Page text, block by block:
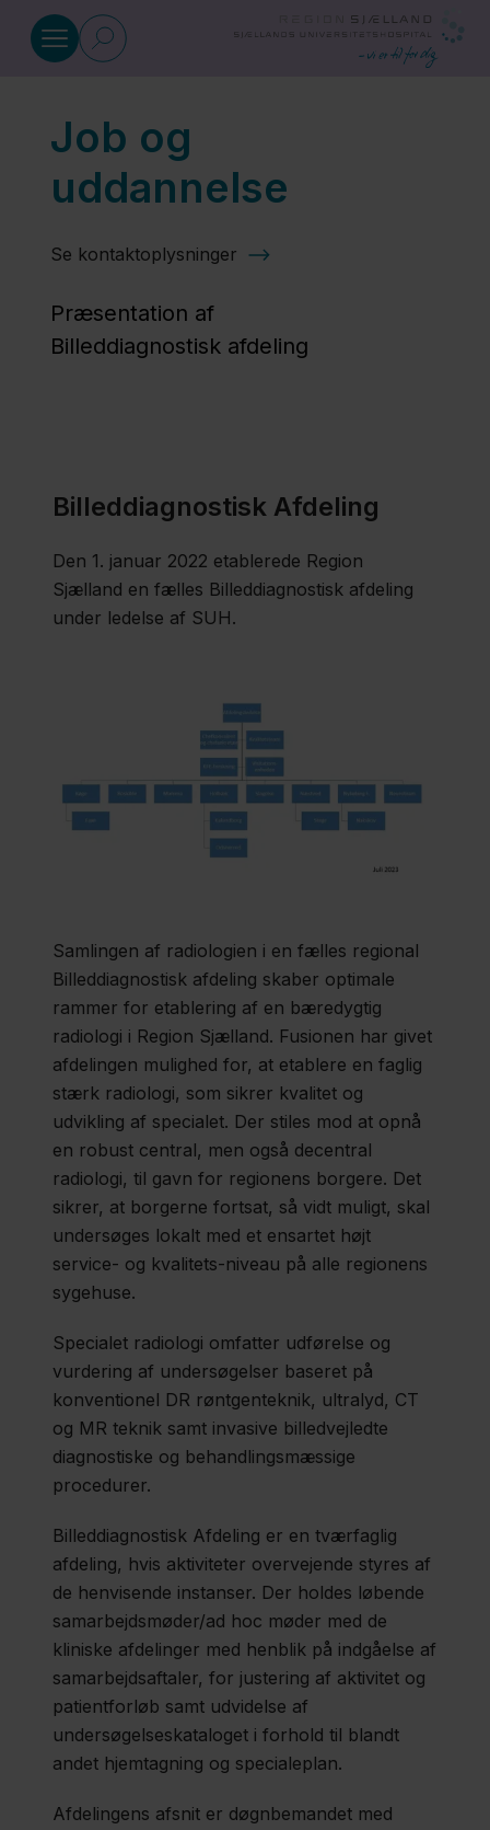
Om afdelingen
Job og
uddannelse
Forskningscenter
for Avanceret
Sjælland
Nyheder
Fagfolk
Job og
uddannelse
Se kontaktoplysninger
Præsentation af
Billeddiagnostisk afdeling
Billeddiagnostisk Afdeling
Den 1. januar 2022 etablerede Region
Sjælland en fælles Billeddiagnostisk afdeling
under ledelse af SUH.
Samlingen af radiologien i en fælles regional
Billeddiagnostisk afdeling skaber optimale
rammer for etablering af en bæredygtig
radiologi i Region Sjælland. Fusionen har givet
afdelingen mulighed for, at etablere en faglig
stærk radiologi, som sikrer kvalitet og
udvikling af specialet. Der stiles mod at opnå
en robust central, men også decentral
radiologi, til gavn for regionens borgere. Det
sikrer, at borgerne fortsat, så vidt muligt, skal
undersøges lokalt med et ensartet højt
service- og kvalitets-niveau på alle regionens
sygehuse.
Specialet radiologi omfatter udførelse og
vurdering af undersøgelser baseret på
konventionel DR røntgenteknik, ultralyd, CT
og MR teknik samt invasive billedvejledte
diagnostiske og behandlingsmæssige
procedurer.
Billeddiagnostisk Afdeling er en tværfaglig
afdeling, hvis aktiviteter overvejende styres af
de henvisende instanser. Der holdes løbende
samarbejdsmøder/ad hoc møder med de
kliniske afdelinger med henblik på indgåelse af
samarbejdsaftaler, for justering af aktivitet og
patientforløb samt udvidelse af
undersøgelseskataloget i forhold til blandt
andet hjemtagning og specialeplan.
Afdelingens afsnit er døgnbemandet med